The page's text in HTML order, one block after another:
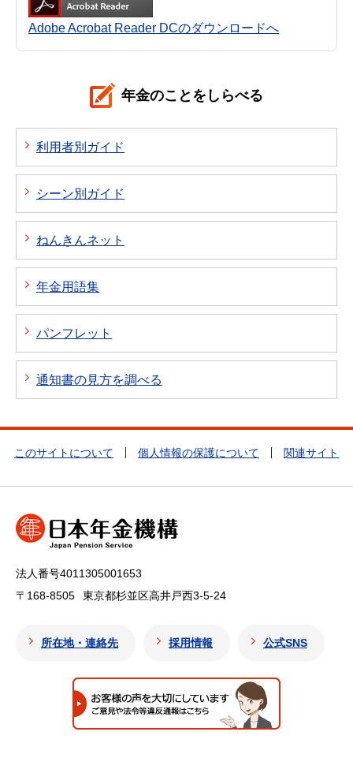
Adobe Acrobat Reader DCのダウンロードへ
年金のことをしらべる
利用者別ガイド
シーン別ガイド
ねんきんネット
年金用語集
パンフレット
通知書の見方を調べる
このサイトについて 個人情報の保護について 関連サイト
法人番号4011305001653
〒168-8505
東京都杉並区高井戸西3-5-24
所在地・連絡先 採用情報 公式SNS